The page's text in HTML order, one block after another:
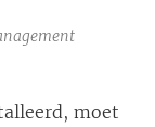
moet